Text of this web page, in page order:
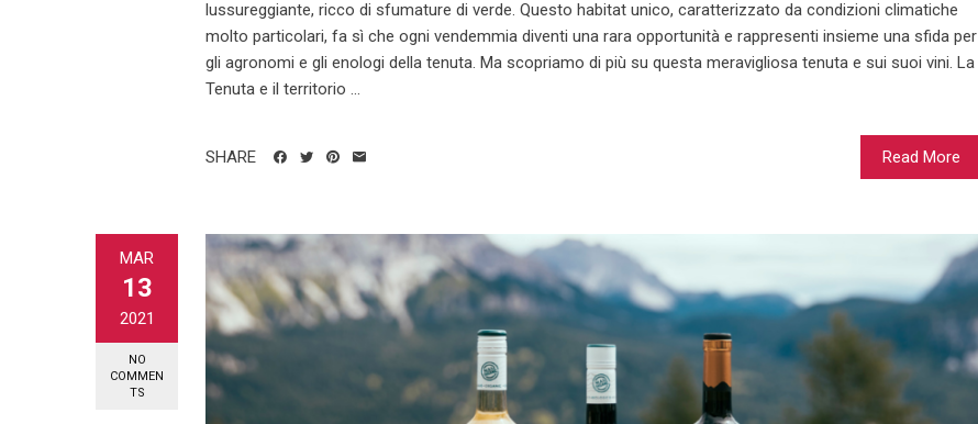
lussureggiante, ricco di sfumature di verde. Questo habitat unico, caratterizzato da condizioni climatiche
molto particolari, fa sì che ogni vendemmia diventi una rara opportunità e rappresenti insieme una sfida per
gli agronomi e gli enologi della tenuta. Ma scopriamo di più su questa meravigliosa tenuta e sui suoi vini. La
Tenuta e il territorio ...
Read More
SHARE
MAR
13
2021
NO
COMMEN
TS